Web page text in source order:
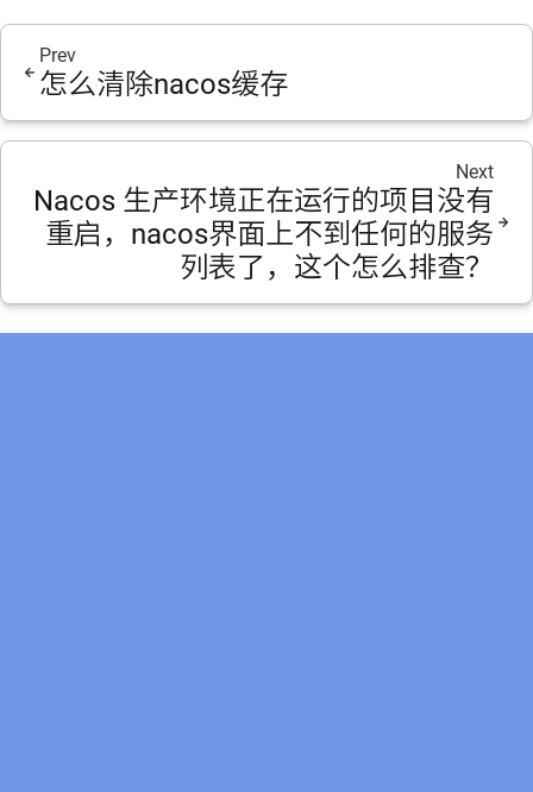
Prev
怎么清除nacos缓存
Next
Nacos 生产环境正在运行的项目没有
重启，nacos界面上不到任何的服务
列表了，这个怎么排查？